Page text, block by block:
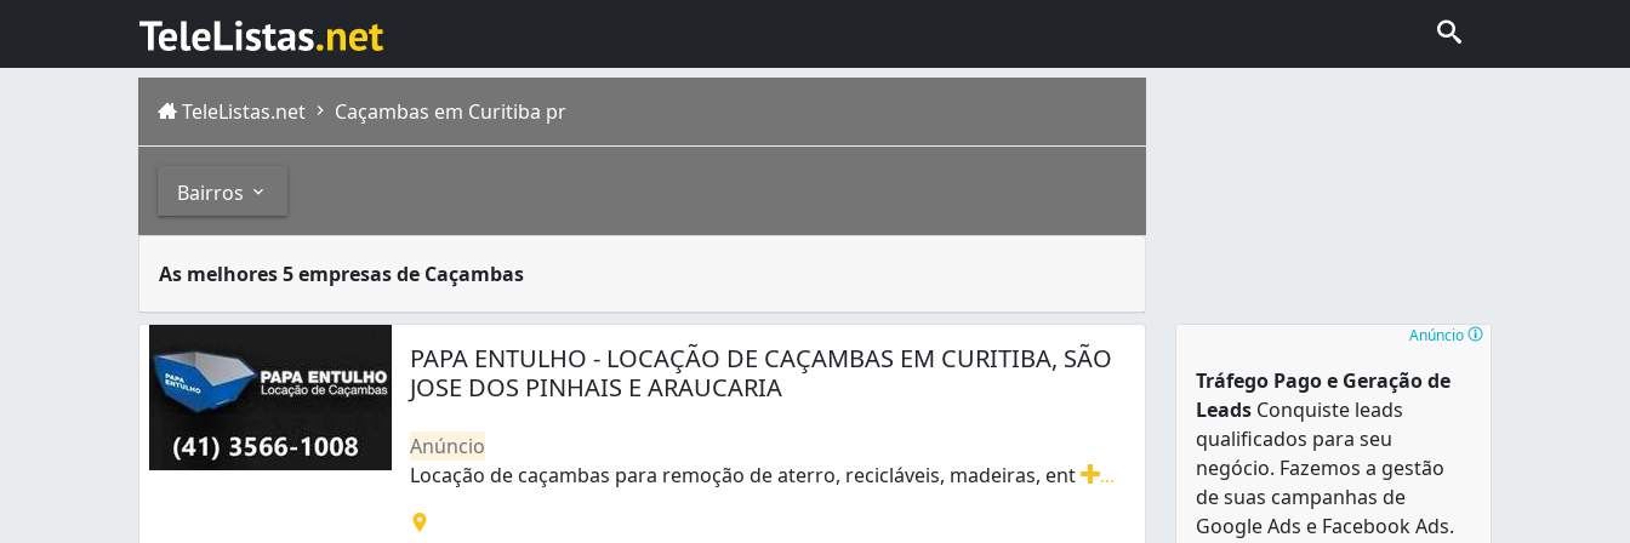
TeleListas.net Caçambas em Curitiba pr
Bairros
Alto Boqueirão (2)
Alto da Rua XV (1)
Atuba (4)
Bairro Alto (2)
Boa Vista (5)
Boqueirão (4)
As melhores 5 empresas de Caçambas
Atual capital do estado do Paraná, Curitiba foi fundada em 1693 por bandeirantes e, a partir da criação da estrada que ligava Sorocaba e Viamão , tornou-se
ACidade Industrialde Curitibaé um bairro localizado em Curitiba. Conhecido comoCIC, o bairro é o mais extenso da cidade, abrigando o distrito industrial de
PAPA ENTULHO - LOCAÇÃO DE CAÇAMBAS EM CURITIBA, SÃO
JOSE DOS PINHAIS E ARAUCARIA
Anúncio
Locação de caçambas para remoção de aterro, recicláveis, madeiras, ent
Locação de caçambas para remoção de aterro, recicláveis, madeiras, entulhos em geral. Descarte de entulho residencial e
Anúncio
Tráfego Pago e Geração de
Leads Conquiste leads
qualificados para seu
negócio. Fazemos a gestão
de suas campanhas de
Google Ads e Facebook Ads.